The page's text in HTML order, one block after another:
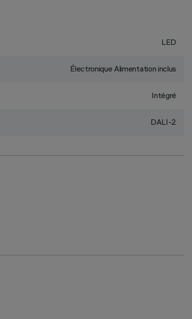
LED
Électronique Alimentation inclus
Intégré
DALI-2